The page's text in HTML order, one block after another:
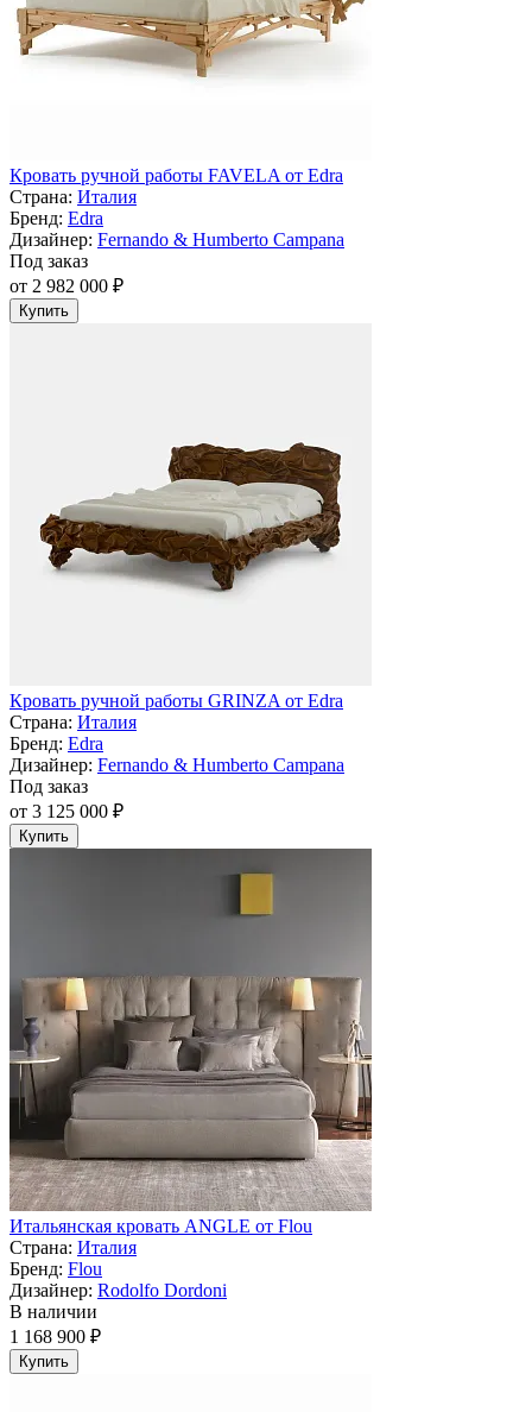
Кровать ручной работы FAVELA от Edra
Страна: Италия
Бренд: Edra
Дизайнер: Fernando & Humberto Campana
Под заказ
от 2 982 000 ₽
Купить
Кровать ручной работы GRINZA от Edra
Страна: Италия
Бренд: Edra
Дизайнер: Fernando & Humberto Campana
Под заказ
от 3 125 000 ₽
Купить
Итальянская кровать ANGLE от Flou
Страна: Италия
Бренд: Flou
Дизайнер: Rodolfo Dordoni
В наличии
1 168 900 ₽
Купить